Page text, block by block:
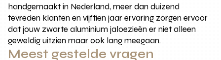
handgemaakt in Nederland, meer dan duizend
tevreden klanten en vijftien jaar ervaring zorgen ervoor
dat jouw zwarte aluminium jaloezieën er niet alleen
geweldig uitzien maar ook lang meegaan.
Meest gestelde vragen